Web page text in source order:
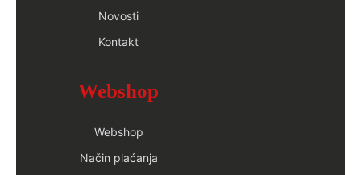
Novosti
Kontakt
Webshop
Webshop
Način plaćanja